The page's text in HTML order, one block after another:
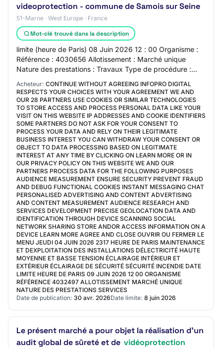
videoprotection - commune de Samois sur Seine
51-Marne · West Europe · France
Mot-clé trouvé dans la description
limite (heure de Paris) 08 Juin 2026 12 : 00 Organisme :
Référence : 4030656 Allotissement : Marché unique
Nature des prestations : Travaux Type de procédure :
Acheteur: CONTINUE WITHOUT AGREEING INFOPRO DIGITAL
RESPECTS YOUR CHOICES WITH YOUR AGREEMENT WE AND
OUR 28 PARTNERS USE COOKIES OR SIMILAR TECHNOLOGIES
TO STORE ACCESS AND PROCESS PERSONAL DATA LIKE YOUR
VISIT ON THIS WEBSITE IP ADDRESSES AND COOKIE IDENTIFIERS
SOME PARTNERS DO NOT ASK FOR YOUR CONSENT TO
PROCESS YOUR DATA AND RELY ON THEIR LEGITIMATE
BUSINESS INTEREST YOU CAN WITHDRAW YOUR CONSENT OR
OBJECT TO DATA PROCESSING BASED ON LEGITIMATE
INTEREST AT ANY TIME BY CLICKING ON LEARN MORE OR IN
OUR PRIVACY POLICY ON THIS WEBSITE WE AND OUR
PARTNERS PROCESS DATA FOR THE FOLLOWING PURPOSES
AUDIENCE MEASUREMENT ENSURE SECURITY PREVENT FRAUD
AND DEBUG FUNCTIONAL COOKIES INSTANT MESSAGING CHAT
PERSONALISED ADVERTISING AND CONTENT ADVERTISING
AND CONTENT MEASUREMENT AUDIENCE RESEARCH AND
SERVICES DEVELOPMENT PRECISE GEOLOCATION DATA AND
IDENTIFICATION THROUGH DEVICE SCANNING SOCIAL
NETWORK SHARING STORE ANDOR ACCESS INFORMATION ON A
DEVICE LEARN MORE AGREE AND CLOSE OUVRIR OU FERMER LE
MENU JEUDI 04 JUIN 2026 2317 HEURE DE PARIS MAINTENANCE
ET DEXPLOITATION DES INSTALLATIONS DÉLECTRICITÉ HAUTE
MOYENNE ET BASSE TENSION ÉCLAIRAGE INTÉRIEUR ET
EXTÉRIEUR ÉCLAIRAGE DE SÉCURITÉ SÉCURITÉ INCENDIE DATE
LIMITE HEURE DE PARIS 09 JUIN 2026 12 00 ORGANISME
RÉFÉRENCE 4032497 ALLOTISSEMENT MARCHÉ UNIQUE
NATURE DES PRESTATIONS SERVICES
Date de publication: 30 avr. 2026Date limite: 8 juin 2026
Le présent marché a pour objet la réalisation d’un
audit global de sûreté et de vidéoprotection